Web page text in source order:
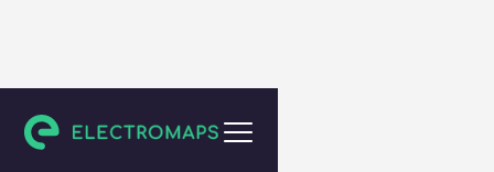
Allonnes